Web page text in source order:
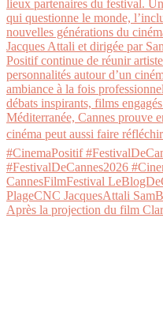
Après la projection du film